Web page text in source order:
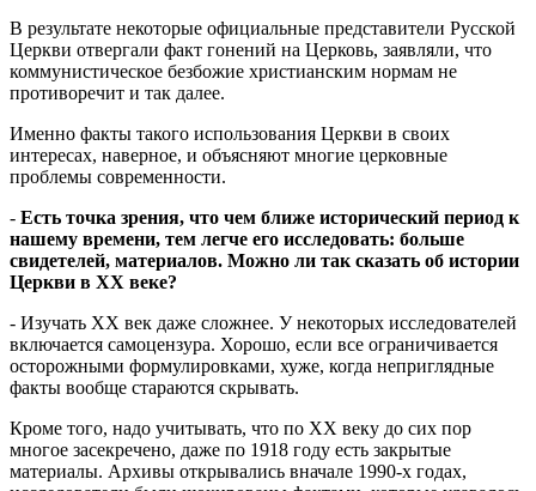
В результате некоторые официальные представители Русской
Церкви отвергали факт гонений на Церковь, заявляли, что
коммунистическое безбожие христианским нормам не
противоречит и так далее.
Именно факты такого использования Церкви в своих
интересах, наверное, и объясняют многие церковные
проблемы современности.
- Есть точка зрения, что чем ближе исторический период к
нашему времени, тем легче его исследовать: больше
свидетелей, материалов. Можно ли так сказать об истории
Церкви в XX веке?
- Изучать XX век даже сложнее. У некоторых исследователей
включается самоцензура. Хорошо, если все ограничивается
осторожными формулировками, хуже, когда неприглядные
факты вообще стараются скрывать.
Кроме того, надо учитывать, что по XX веку до сих пор
многое засекречено, даже по 1918 году есть закрытые
материалы. Архивы открывались вначале 1990-х годах,